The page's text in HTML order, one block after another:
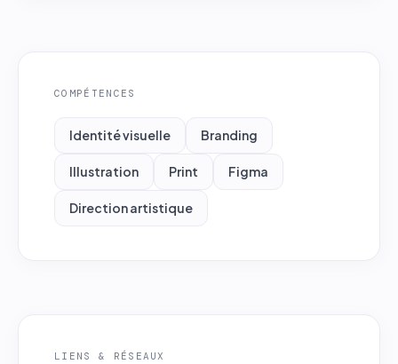
COMPÉTENCES
Identité visuelle Branding
Illustration Print Figma
Direction artistique
LIENS & RÉSEAUX